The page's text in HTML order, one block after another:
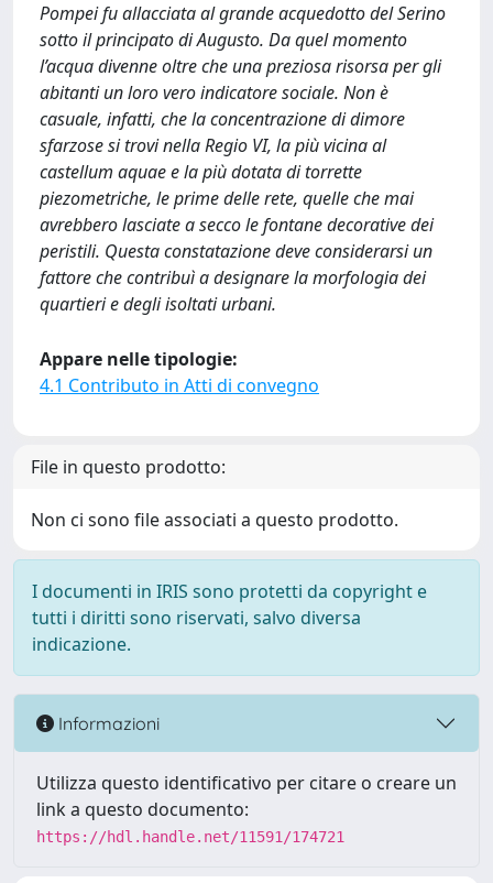
Pompei fu allacciata al grande acquedotto del Serino
sotto il principato di Augusto. Da quel momento
l’acqua divenne oltre che una preziosa risorsa per gli
abitanti un loro vero indicatore sociale. Non è
casuale, infatti, che la concentrazione di dimore
sfarzose si trovi nella Regio VI, la più vicina al
castellum aquae e la più dotata di torrette
piezometriche, le prime delle rete, quelle che mai
avrebbero lasciate a secco le fontane decorative dei
peristili. Questa constatazione deve considerarsi un
fattore che contribuì a designare la morfologia dei
quartieri e degli isoltati urbani.
Appare nelle tipologie:
4.1 Contributo in Atti di convegno
File in questo prodotto:
Non ci sono file associati a questo prodotto.
I documenti in IRIS sono protetti da copyright e
tutti i diritti sono riservati, salvo diversa
indicazione.
Informazioni
Utilizza questo identificativo per citare o creare un
link a questo documento:
https://hdl.handle.net/11591/174721